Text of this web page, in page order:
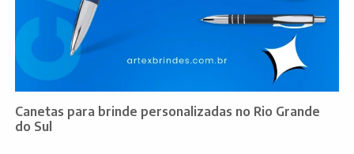
Canetas para brinde personalizadas no Rio Grande
do Sul